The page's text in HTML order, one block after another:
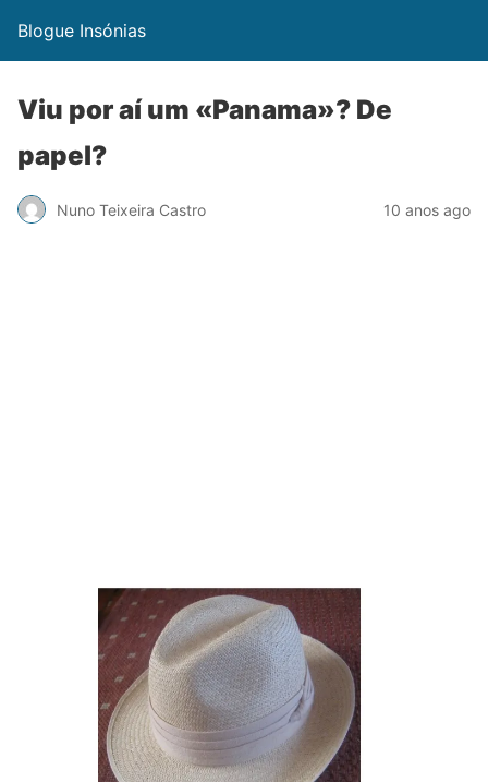
Blogue Insónias
Viu por aí um «Panama»? De
papel?
Nuno Teixeira Castro 10 anos ago